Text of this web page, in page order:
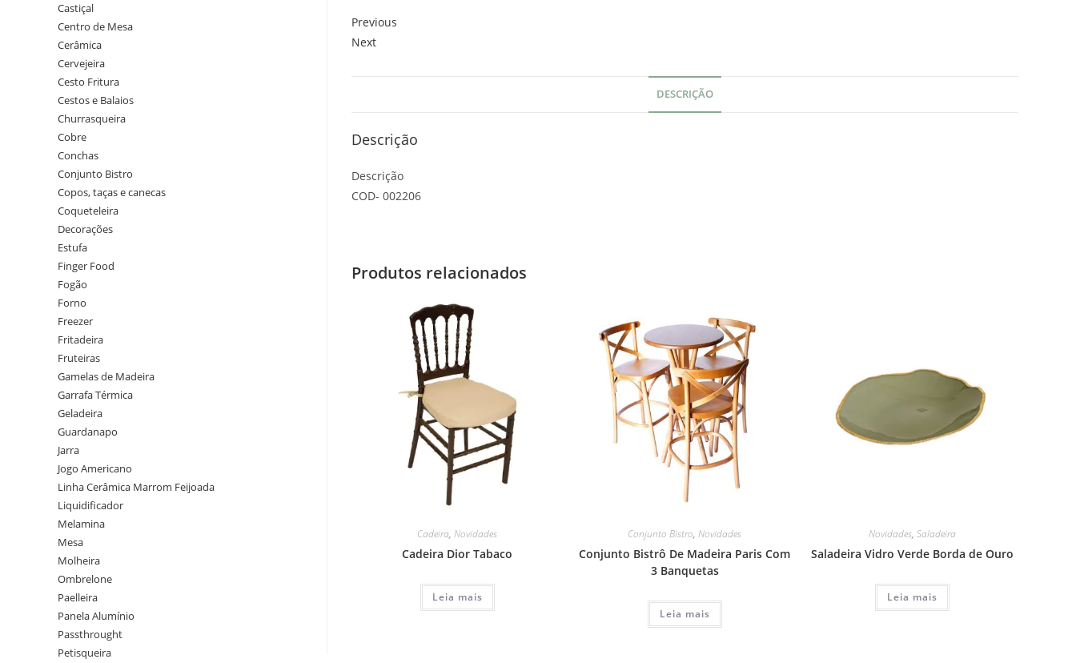
Previous
Next
DESCRIÇÃO
Descrição
Descrição
COD- 002206
Produtos relacionados
Cadeira,Novidades
Cadeira Dior Tabaco
Leia mais
Conjunto Bistro,Novidades
Conjunto Bistrô De Madeira Paris Com
3 Banquetas
Leia mais
Novidades,Saladeira
Saladeira Vidro Verde Borda de Ouro
Leia mais
Castiçal
Centro de Mesa
Cerâmica
Cervejeira
Cesto Fritura
Cestos e Balaios
Churrasqueira
Cobre
Conchas
Conjunto Bistro
Copos, taças e canecas
Coqueteleira
Decorações
Estufa
Finger Food
Fogão
Forno
Freezer
Fritadeira
Fruteiras
Gamelas de Madeira
Garrafa Térmica
Geladeira
Guardanapo
Jarra
Jogo Americano
Linha Cerâmica Marrom Feijoada
Liquidificador
Melamina
Mesa
Molheira
Ombrelone
Paelleira
Panela Alumínio
Passthrought
Petisqueira